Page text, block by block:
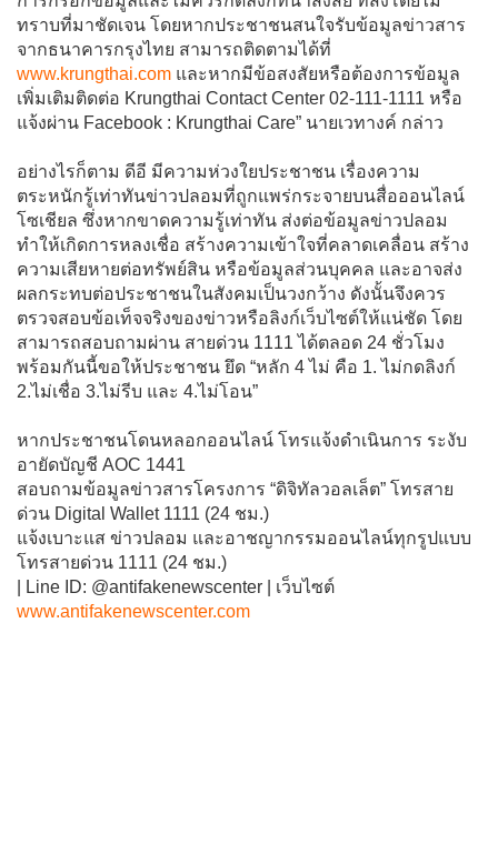
ทราบที่มาชัดเจน โดยหากประชาชนสนใจรับข้อมูลข่าวสาร
จากธนาคารกรุงไทย สามารถติดตามได้ที่
www.krungthai.com และหากมีข้อสงสัยหรือต้องการข้อมูล
เพิ่มเติมติดต่อ Krungthai Contact Center 02-111-1111 หรือ
แจ้งผ่าน Facebook : Krungthai Care” นายเวทางค์ กล่าว
อย่างไรก็ตาม ดีอี มีความห่วงใยประชาชน เรื่องความ
ตระหนักรู้เท่าทันข่าวปลอมที่ถูกแพร่กระจายบนสื่อออนไลน์
โซเชียล ซึ่งหากขาดความรู้เท่าทัน ส่งต่อข้อมูลข่าวปลอม
ทำให้เกิดการหลงเชื่อ สร้างความเข้าใจที่คลาดเคลื่อน สร้าง
ความเสียหายต่อทรัพย์สิน หรือข้อมูลส่วนบุคคล และอาจส่ง
ผลกระทบต่อประชาชนในสังคมเป็นวงกว้าง ดังนั้นจึงควร
ตรวจสอบข้อเท็จจริงของข่าวหรือลิงก์เว็บไซต์ให้แน่ชัด โดย
สามารถสอบถามผ่าน สายด่วน 1111 ได้ตลอด 24 ชั่วโมง
พร้อมกันนี้ขอให้ประชาชน ยึด “หลัก 4 ไม่ คือ 1. ไม่กดลิงก์
2.ไม่เชื่อ 3.ไม่รีบ และ 4.ไม่โอน”
หากประชาชนโดนหลอกออนไลน์ โทรแจ้งดำเนินการ ระงับ
อายัดบัญชี AOC 1441
สอบถามข้อมูลข่าวสารโครงการ “ดิจิทัลวอลเล็ต” โทรสาย
ด่วน Digital Wallet 1111 (24 ชม.)
แจ้งเบาะแส ข่าวปลอม และอาชญากรรมออนไลน์ทุกรูปแบบ
โทรสายด่วน 1111 (24 ชม.)
| Line ID: @antifakenewscenter | เว็บไซต์
www.antifakenewscenter.com